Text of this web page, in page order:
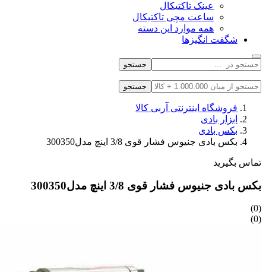
عینک تاکتیکال
ساعت مچی تاکتیکال
همه موارد این دسته
شگفت انگیزها
جستجو
جستجو
فروشگاه اینترنتی آربی کالا
ابزار بادی
بکس بادی
بکس بادی جنیوس فشار قوی 3/8 اینچ مدل300350
تماس بگیرید
بکس بادی جنیوس فشار قوی 3/8 اینچ مدل300350
(0)
(0)